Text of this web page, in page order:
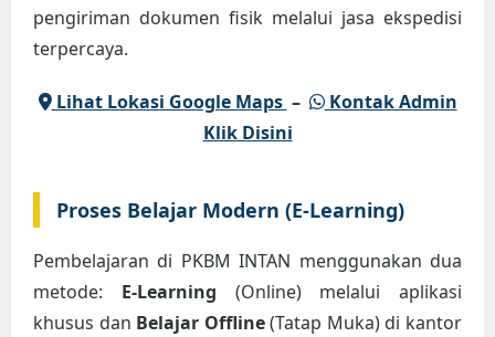
pengiriman dokumen fisik melalui jasa ekspedisi
terpercaya.
Lihat Lokasi Google Maps –
Kontak Admin
Klik Disini
Proses Belajar Modern (E-Learning)
Pembelajaran di PKBM INTAN menggunakan dua
metode: E-Learning (Online) melalui aplikasi
khusus dan Belajar Offline(Tatap Muka) di kantor